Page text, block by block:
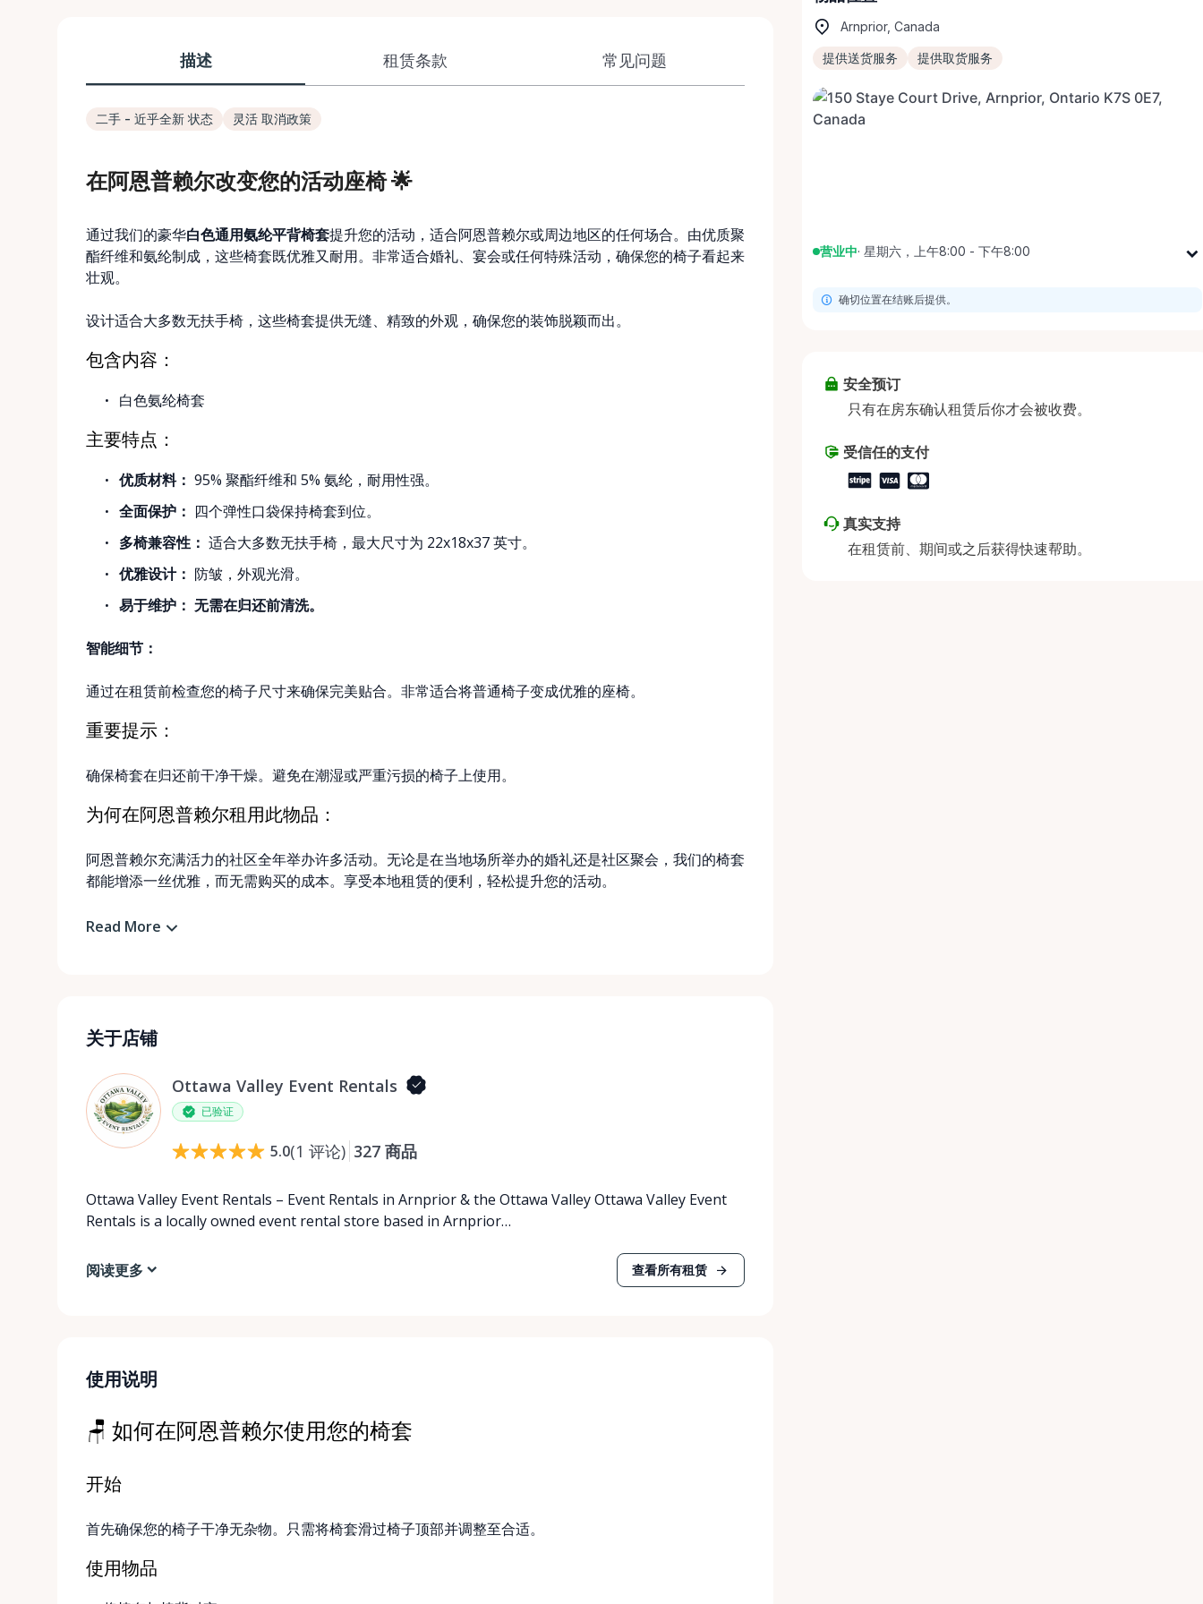
描述 租赁条款 常见问题
二手 - 近乎全新 状态 灵活 取消政策
在阿恩普赖尔改变您的活动座椅 🌟
通过我们的豪华白色通用氨纶平背椅套提升您的活动，适合阿恩普赖尔或周边地区的任何场合。由优质聚
酯纤维和氨纶制成，这些椅套既优雅又耐用。非常适合婚礼、宴会或任何特殊活动，确保您的椅子看起来
壮观。
设计适合大多数无扶手椅，这些椅套提供无缝、精致的外观，确保您的装饰脱颖而出。
包含内容：
白色氨纶椅套
主要特点：
优质材料： 95% 聚酯纤维和 5% 氨纶，耐用性强。
全面保护： 四个弹性口袋保持椅套到位。
多椅兼容性： 适合大多数无扶手椅，最大尺寸为 22x18x37 英寸。
优雅设计： 防皱，外观光滑。
易于维护： 无需在归还前清洗。
智能细节：
通过在租赁前检查您的椅子尺寸来确保完美贴合。非常适合将普通椅子变成优雅的座椅。
重要提示：
确保椅套在归还前干净干燥。避免在潮湿或严重污损的椅子上使用。
为何在阿恩普赖尔租用此物品：
阿恩普赖尔充满活力的社区全年举办许多活动。无论是在当地场所举办的婚礼还是社区聚会，我们的椅套
都能增添一丝优雅，而无需购买的成本。享受本地租赁的便利，轻松提升您的活动。
Read More
关于店铺
Ottawa Valley Event Rentals
已验证
5.0(1 评论) 327 商品
Ottawa Valley Event Rentals – Event Rentals in Arnprior & the Ottawa Valley Ottawa Valley Event
Rentals is a locally owned event rental store based in Arnprior…
阅读更多 查看所有租赁
使用说明
🪑 如何在阿恩普赖尔使用您的椅套
开始
首先确保您的椅子干净无杂物。只需将椅套滑过椅子顶部并调整至合适。
使用物品
Arnprior, Canada
提供送货服务 提供取货服务
营业中· 星期六，上午8:00 - 下午8:00
星期二
星期五
星期六
上午8:00 - 下午8:00
确切位置在结账后提供。
安全预订
只有在房东确认租赁后你才会被收费。
受信任的支付
真实支持
在租赁前、期间或之后获得快速帮助。